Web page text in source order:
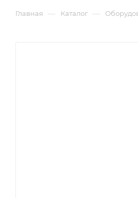
Главная — Каталог —